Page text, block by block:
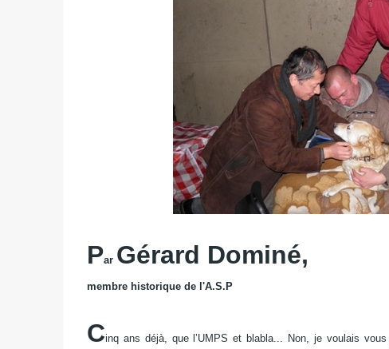
Par Gérard Dominé,
membre historique de l'A.S.P
Cinq ans déjà, que l’UMPS et blabla... Non, je voulais